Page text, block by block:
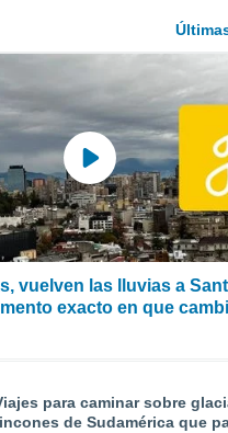
vuelven las lluvias a
exacto en que
para caminar sobre
de Sudamérica que